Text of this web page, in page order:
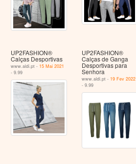
UP2FASHION®
Calças Desportivas
www.aldi.pt - 15 Mai 2021
- 9.99
UP2FASHION®
Calças de Ganga
Desportivas para
Senhora
www.aldi.pt - 19 Fev 2022
- 9.99